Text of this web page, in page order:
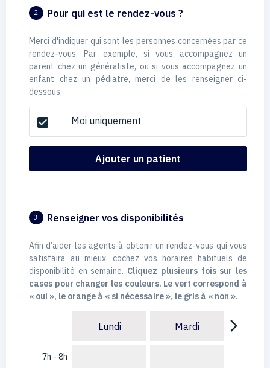
2 Pour qui est le rendez-vous ?
Merci d'indiquer qui sont les personnes concernées par ce
rendez-vous. Par exemple, si vous accompagnez un
parent chez un généraliste, ou si vous accompagnez un
enfant chez un pédiatre, merci de les renseigner ci-
dessous.
check_box Moi uniquement
Ajouter un patient
3 Renseigner vos disponibilités
Afin d’aider les agents à obtenir un rendez-vous qui vous
satisfaira au mieux, cochez vos horaires habituels de
disponibilité en semaine. Cliquez plusieurs fois sur les
cases pour changer les couleurs. Le vert correspond à
« oui », le orange à « si nécessaire », le gris à « non ».
7h - 8h
Lundi Mardi arrow_forward_ios